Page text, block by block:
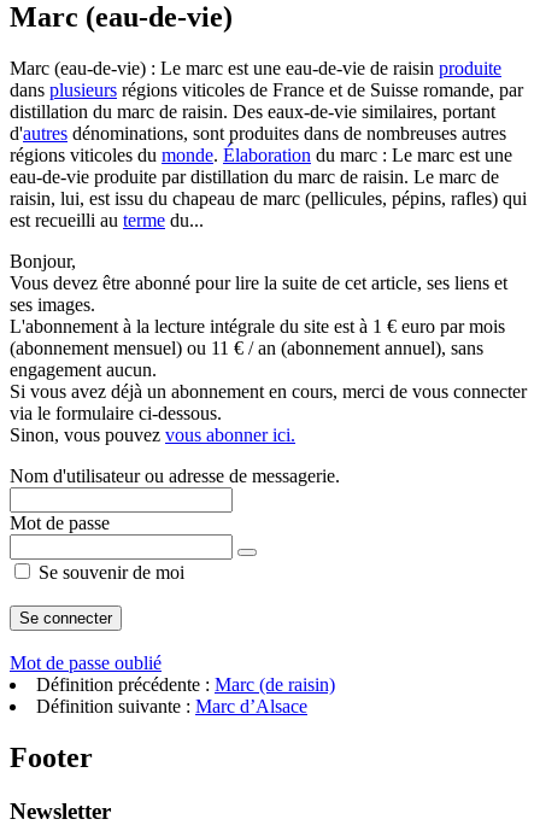
Marc (eau-de-vie)
Marc (eau-de-vie) : Le marc est une eau-de-vie de raisin produite
dans plusieurs régions viticoles de France et de Suisse romande, par
distillation du marc de raisin. Des eaux-de-vie similaires, portant
d'autres dénominations, sont produites dans de nombreuses autres
régions viticoles du monde. Élaboration du marc : Le marc est une
eau-de-vie produite par distillation du marc de raisin. Le marc de
raisin, lui, est issu du chapeau de marc (pellicules, pépins, rafles) qui
est recueilli au terme du...
Bonjour,
Vous devez être abonné pour lire la suite de cet article, ses liens et
ses images.
L'abonnement à la lecture intégrale du site est à 1 € euro par mois
(abonnement mensuel) ou 11 € / an (abonnement annuel), sans
engagement aucun.
Si vous avez déjà un abonnement en cours, merci de vous connecter
via le formulaire ci-dessous.
Sinon, vous pouvez vous abonner ici.
Nom d'utilisateur ou adresse de messagerie.
Mot de passe
Se souvenir de moi
Mot de passe oublié
Définition précédente : Marc (de raisin)
Définition suivante : Marc d’Alsace
Footer
Newsletter